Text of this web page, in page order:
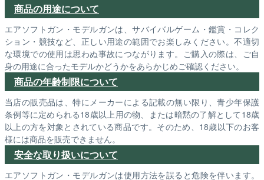
商品の用途について
エアソフトガン・モデルガンは、サバイバルゲーム・鑑賞・コレク
ション・競技など、正しい用途の範囲でお楽しみください。不適切
な環境での使用は思わぬ事故につながります。ご購入の際は、ご自
身の用途に合ったモデルかどうかをあらかじめご確認ください。
商品の年齢制限について
当店の販売品は、特にメーカーによる記載の無い限り、青少年保護
条例等に定められる18歳以上用の物、または暗黙の了解として18歳
以上の方を対象とされている商品です。そのため、18歳以下のお客
様には商品を販売できません。
安全な取り扱いについて
エアソフトガン・モデルガンは使用方法を誤ると危険を伴います。